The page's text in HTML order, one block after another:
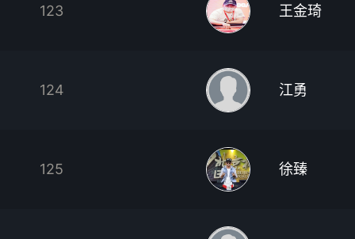
123 王金琦
124 江勇
125 徐臻